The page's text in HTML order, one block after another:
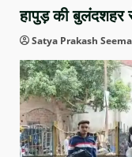
हापुड़ की बुलंदशहर
Satya Prakash